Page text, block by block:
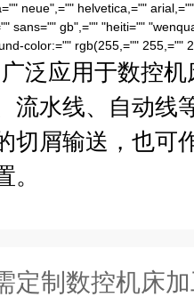
neue",="" helvetica,=""
sans="" gb",="" "heiti=""
color:="" rgb(255,="" 255,=""
泛应用于数控机
流水线、自动线
切屑输送，也可
定制数控机床加工